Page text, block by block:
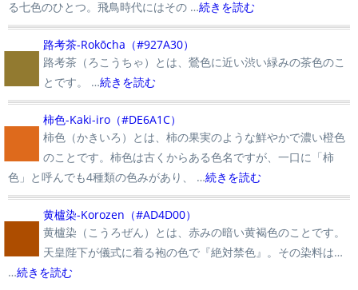
る七色のひとつ。飛鳥時代にはその …続きを読む
■路考茶-Rokōcha（#927A30）
路考茶（ろこうちゃ）とは、鶯色に近い渋い緑みの茶色のこ
とです。 …続きを読む
■柿色-Kaki-iro（#DE6A1C）
柿色（かきいろ）とは、柿の果実のような鮮やかで濃い橙色
のことです。柿色は古くからある色名ですが、一口に「柿
色」と呼んでも4種類の色みがあり、 …続きを読む
■黄櫨染-Korozen（#AD4D00）
黄櫨染（こうろぜん）とは、赤みの暗い黄褐色のことです。
天皇陛下が儀式に着る袍の色で『絶対禁色』。その染料は…
…続きを読む